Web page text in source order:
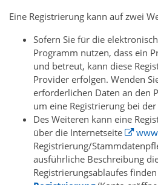
Eine Registrierung kann auf zwei
Sofern Sie für die
Programm nutzen, dass ein
und betreut, kann diese
Provider erfolgen. Wenden
erforderlichen Daten an den
um eine Registrierung bei der
Des Weiteren kann eine
über die Internetseite
Registrierung/
ausführliche Beschreibung
Registrierungsablaufes